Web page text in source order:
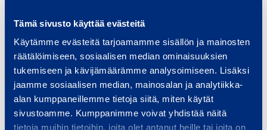
Tämä sivusto käyttää evästeitä
Käytämme evästeitä tarjoamamme sisällön ja mainosten
räätälöimiseen, sosiaalisen median ominaisuuksien
tukemiseen ja kävijämäärämme analysoimiseen. Lisäksi
jaamme sosiaalisen median, mainosalan ja analytiikka-
alan kumppaneillemme tietoja siitä, miten käytät
sivustoamme. Kumppanimme voivat yhdistää näitä
tietoja muihin tietoihin, joita olet antanut heille tai joita on
p
e
B
e
n
d
e
e
n
i
n
g